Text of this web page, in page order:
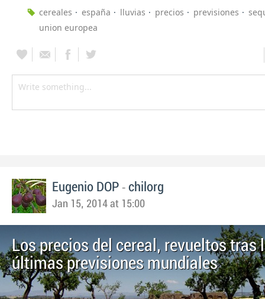
cereales
españa lluvias precios previsiones
union europea
Eugenio DOP - chilorg
Jan 15, 2014 at 15:00
Los precios del cereal, revueltos tras
últimas previsiones mundiales